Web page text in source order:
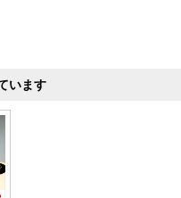
います